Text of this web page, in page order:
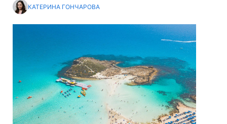
КАТЕРИНА ГОНЧАРОВА